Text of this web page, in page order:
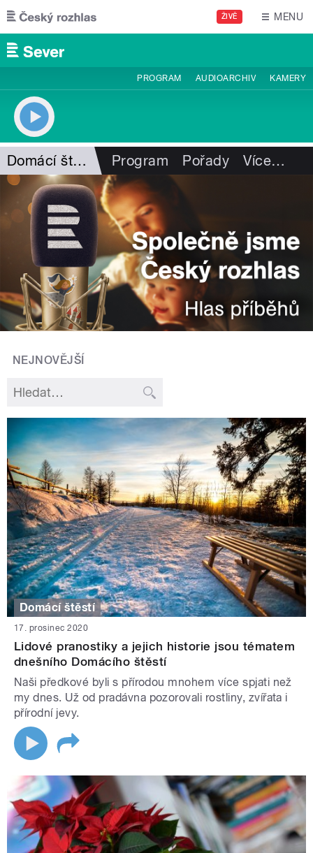
Přejít k hlavnímu obsahu
ŽIVĚ MENU
PROGRAM AUDIOARCHIV KAMERY
Domácí štěstí I. Hüttnerové Program Pořady Více…
NEJNOVĚJŠÍ
Domácí štěstí
17. prosinec 2020
Lidové pranostiky a jejich historie jsou tématem
dnešního Domácího štěstí
Naši předkové byli s přírodou mnohem více spjati než
my dnes. Už od pradávna pozorovali rostliny, zvířata i
přírodní jevy.